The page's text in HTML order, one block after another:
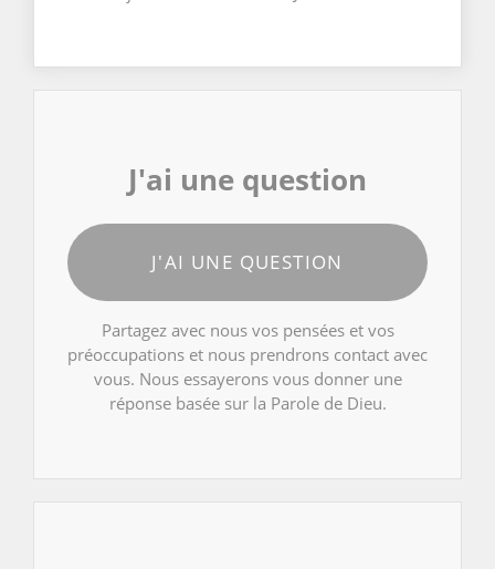
J'ai une question
J'AI UNE QUESTION
Partagez avec nous vos pensées et vos
préoccupations et nous prendrons contact avec
vous. Nous essayerons vous donner une
réponse basée sur la Parole de Dieu.